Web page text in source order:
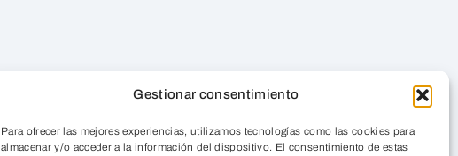
Gestionar consentimiento
Para ofrecer las mejores experiencias, utilizamos tecnologías como las cookies para
almacenar y/o acceder a la información del dispositivo. El consentimiento de estas